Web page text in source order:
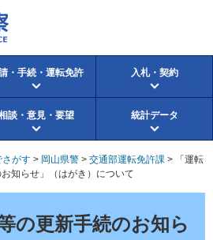
・手続・運転免許 入札・契約
談・意見・要望 統計データ
さがす > 岡山県警 > 交通部運転免許課 >
「運転
知らせ」（はがき）について
の更新手続のお知ら